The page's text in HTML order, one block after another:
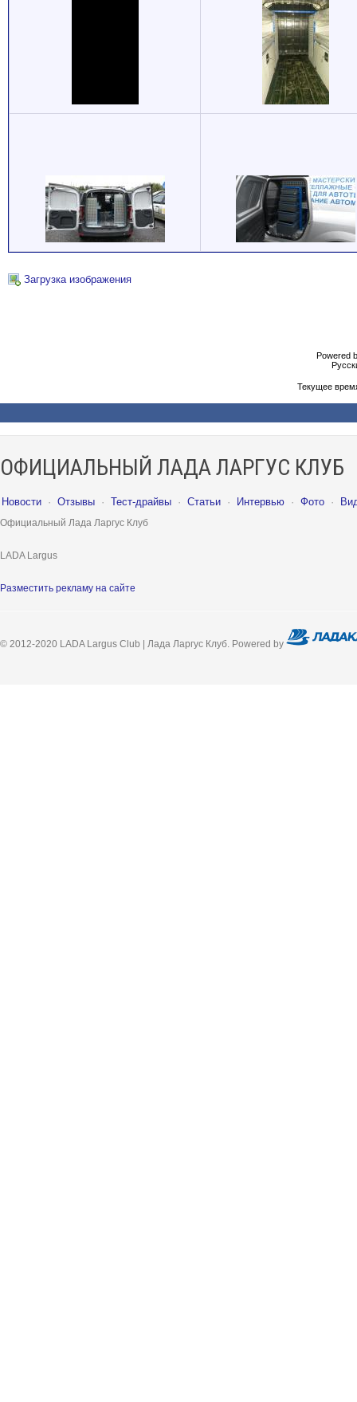
Загрузка изображения
Powered
Текущее
ОФИЦИАЛЬНЫЙ ЛАДА ЛАРГУС КЛУБ
Новости · Отзывы · Тест-драйвы · Статьи · Интервью · Фото ·
Официальный Лада Ларгус Клуб
LADA Largus
Разместить рекламу на сайте
© 2012-2020 LADA Largus Club | Лада Ларгус Клуб. Powered by